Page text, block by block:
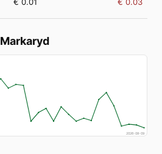
Markaryd
2026-08-09